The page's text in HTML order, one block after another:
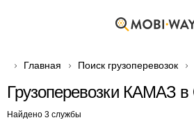
Главная Поиск грузоперевозок
Грузоперевозки КАМАЗ
Найдено 3 службы